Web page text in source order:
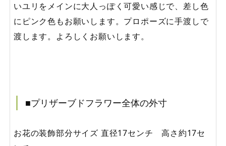
いユリをメインに大人っぽく可愛い感じで、差し色
にピンク色もお願いします。プロポーズに手渡しで
渡します。よろしくお願いします。
■プリザーブドフラワー全体の外寸
お花の装飾部分サイズ 直径17センチ 高さ約17セ